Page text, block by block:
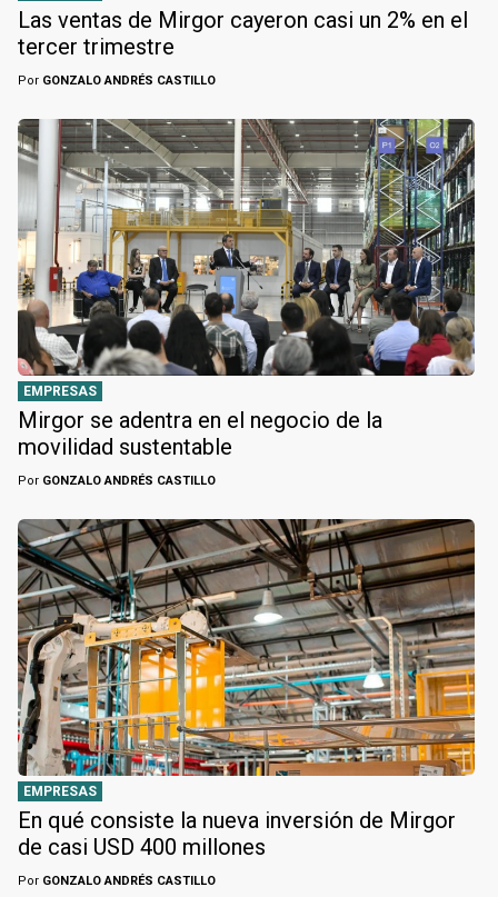
Las ventas de Mirgor cayeron casi un 2% en el
tercer trimestre
Por GONZALO ANDRÉS CASTILLO
EMPRESAS
Mirgor se adentra en el negocio de la
movilidad sustentable
Por GONZALO ANDRÉS CASTILLO
EMPRESAS
En qué consiste la nueva inversión de Mirgor
de casi USD 400 millones
Por GONZALO ANDRÉS CASTILLO